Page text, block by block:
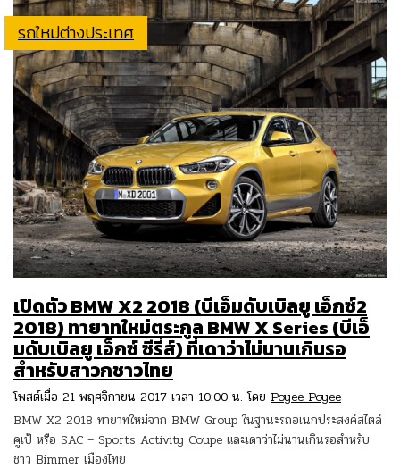
รถใหม่ต่างประเทศ
เปิดตัว BMW X2 2018 (บีเอ็มดับเบิลยู เอ็กซ์2
2018) ทายาทใหม่ตระกูล BMW X Series (บีเอ็
มดับเบิลยู เอ็กซ์ ซีรี่ส์) ที่เดาว่าไม่นานเกินรอ
สำหรับสาวกชาวไทย
โพสต์เมื่อ 21 พฤศจิกายน 2017 เวลา 10:00 น. โดย Poyee Poyee
BMW X2 2018 ทายาทใหม่จาก BMW Group ในฐานะรถอเนกประสงค์สไตล์
คูเป้ หรือ SAC – Sports Activity Coupe และเดาว่าไม่นานเกินรอสำหรับ
ชาว Bimmer เมืองไทย